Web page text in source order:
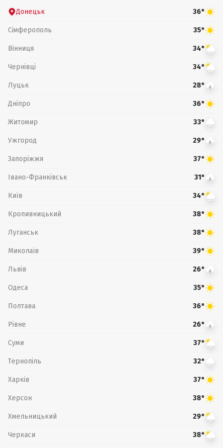
Донецьк 36°
Сімферополь 35°
Вінниця 34°
Чернівці 34°
Луцьк 28°
Дніпро 36°
Житомир 33°
Ужгород 29°
Запоріжжя 37°
Івано-Франківськ 31°
Київ 34°
Кропивницький 38°
Луганськ 38°
Миколаїв 39°
Львів 26°
Одеса 35°
Полтава 36°
Рівне 26°
Суми 37°
Тернопіль 32°
Харків 37°
Херсон 38°
Хмельницький 29°
Черкаси 38°